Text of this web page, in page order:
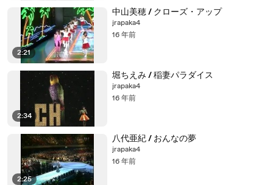
2:21
中山美穂 / クローズ・アップ
jrapaka4
16 年前
2:34
堀ちえみ / 稲妻パラダイス
jrapaka4
16 年前
2:25
八代亜紀 / おんなの夢
jrapaka4
16 年前